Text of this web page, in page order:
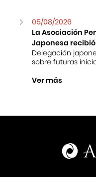
05/08/2026
La Asociación
Japonesa
Delegación
sobre futuras
Ver más